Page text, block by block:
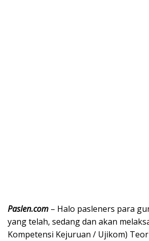
Paslen.com – Halo pasleners para
yang telah, sedang dan akan
Kompetensi Kejuruan / Ujikom)